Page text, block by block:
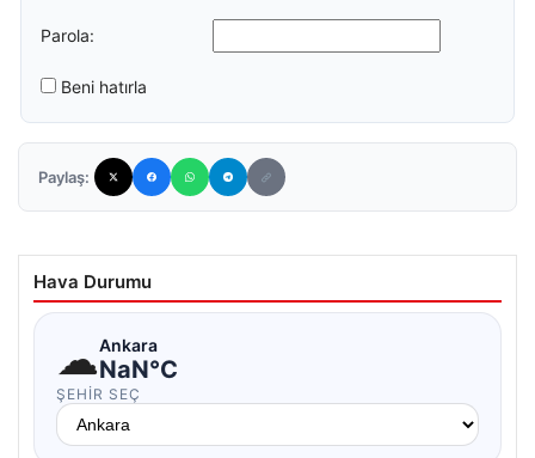
Parola:
Beni hatırla
Paylaş:
Hava Durumu
☁Ankara
NaN°C
ŞEHIR SEÇ